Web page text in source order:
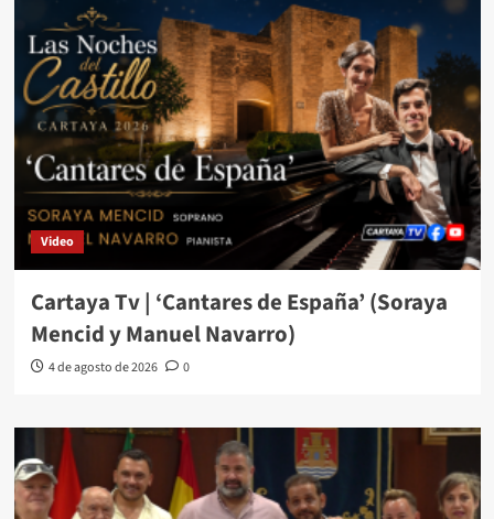
Video
Cartaya Tv | ‘Cantares de España’ (Soraya
Mencid y Manuel Navarro)
4 de agosto de 2026 0